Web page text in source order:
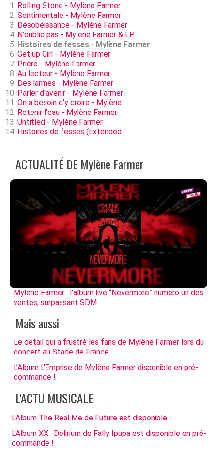
Rolling Stone - Mylène Farmer
Sentimentale - Mylène Farmer
Désobéissance - Mylène Farmer
N'oublie pas - Mylène Farmer & LP
Histoires de fesses - Mylène Farmer
Get up Girl - Mylène Farmer
Prière - Mylène Farmer
Au lecteur - Mylène Farmer
Des larmes - Mylène Farmer
Parler d'avenir - Mylène Farmer
On a besoin d'y croire - Mylène...
Retenir l'eau - Mylène Farmer
Untitled - Mylène Farmer
Histoires de fesses (Extended...
ACTUALITÉ DE Mylène Farmer
Mylène Farmer : l'album live “Nevermore” numéro un des
ventes, surpassant SDM
Mais aussi
Le détail qui a frustré les fans de Mylène Farmer lors du
concert au Stade de France
L’Album L'Emprise de Mylène Farmer disponible en pré-
commande !
L'ACTU MUSICALE
L'Album The Real Me de Future est disponible !
L'Album XX : Délirium de Fally Ipupa est disponible en pré-
commande !